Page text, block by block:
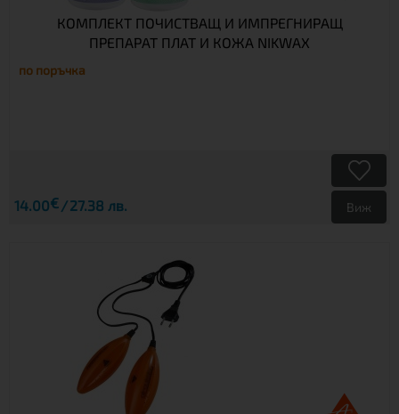
КОМПЛЕКТ ПОЧИСТВАЩ И ИМПРЕГНИРАЩ
ПРЕПАРАТ ПЛАТ И КОЖА NIKWAX
по поръчка
14.00€ 27.38 лв. Виж